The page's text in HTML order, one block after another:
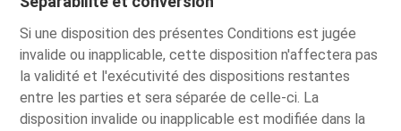
Si une disposition des présentes Conditions est jugée
invalide ou inapplicable, cette disposition n'affectera pas
la validité et l'exécutivité des dispositions restantes
entre les parties et sera séparée de celle-ci. La
disposition invalide ou inapplicable est modifiée dans la